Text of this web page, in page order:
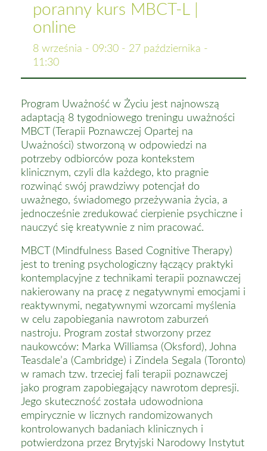
poranny kurs MBCT-L |
online
8 września - 09:30 - 27 października -
11:30
Program Uważność w Życiu jest najnowszą
adaptacją 8 tygodniowego treningu uważności
MBCT (Terapii Poznawczej Opartej na
Uważności) stworzoną w odpowiedzi na
potrzeby odbiorców poza kontekstem
klinicznym, czyli dla każdego, kto pragnie
rozwinąć swój prawdziwy potencjał do
uważnego, świadomego przeżywania życia, a
jednocześnie zredukować cierpienie psychiczne i
nauczyć się kreatywnie z nim pracować.
MBCT (Mindfulness Based Cognitive Therapy)
jest to trening psychologiczny łączący praktyki
kontemplacyjne z technikami terapii poznawczej
nakierowany na pracę z negatywnymi emocjami i
reaktywnymi, negatywnymi wzorcami myślenia
w celu zapobiegania nawrotom zaburzeń
nastroju. Program został stworzony przez
naukowców: Marka Williamsa (Oksford), Johna
Teasdale’a (Cambridge) i Zindela Segala (Toronto)
w ramach tzw. trzeciej fali terapii poznawczej
jako program zapobiegający nawrotom depresji.
Jego skuteczność została udowodniona
empirycznie w licznych randomizowanych
kontrolowanych badaniach klinicznych i
potwierdzona przez Brytyjski Narodowy Instytut